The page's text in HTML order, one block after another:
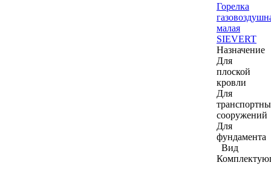
Горелка
малая
SIEVERT
Назначение
Для
плоской
кровли
Для
сооружений
Для
фундамента
Вид